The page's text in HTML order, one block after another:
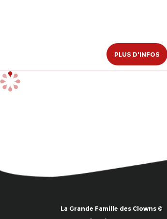
PLUS D'INFOS
La Grande Famille des Clowns ©